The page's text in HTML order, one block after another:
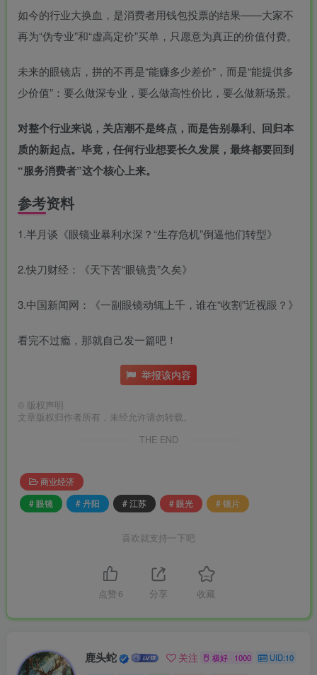
如今的行业大换血，是消费者用钱包投票的结果——大家不
再为“伪专业”和“虚高定价”买单，只愿意为真正的价值付费。
未来的眼镜店，拼的不再是“能赚多少差价”，而是“能提供多
少价值”：要么做深专业，要么做高性价比，要么做新场景。
对整个行业来说，关店潮不是终点，而是告别暴利、回归本
质的新起点。毕竟，任何行业想要长久发展，最终都要回到
“服务消费者”这个核心上来。
参考资料
1.半月谈《眼镜业暴利水深？“生存危机”倒逼他们转型》
2.快刀财经：《天下苦“眼镜贵”久矣》
3.中国新闻网：《一副眼镜动辄上千，谁在“收割”近视眼？》
看完不过瘾，那就自己发一篇吧！
举报该内容
© 版权声明
文章版权归作者所有，未经允许请勿转载。
THE END
商业经济
# 眼镜
# 丹阳 # 江苏 # 眼光 # 镜片
喜欢就支持一下吧
点赞 6 分享 收藏
鹿头蛇 关注 极好 · 1000 UID:10